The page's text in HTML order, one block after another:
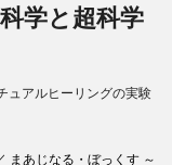
学と超科学
ュアルヒーリングの実験
まあじなる・ぼっくす ～